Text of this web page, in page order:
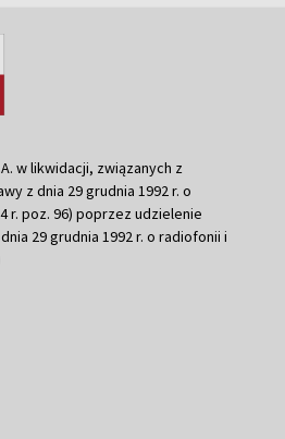
w likwidacji, związanych z
z dnia 29 grudnia 1992 r. o
r. poz. 96) poprzez udzielenie
29 grudnia 1992 r. o radiofonii i